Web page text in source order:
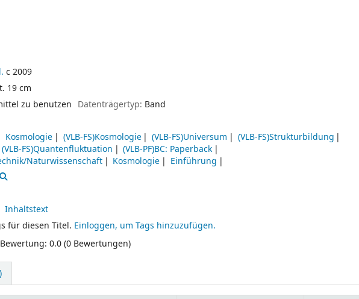
c 2009
19 cm
zu benutzen Datenträgertyp: Band
Kosmologie (VLB-FS)Kosmologie (VLB-FS)Universum
(VLB-FS)Strukturbildung
(VLB-FS)Quantenfluktuation
(VLB-PF)BC: Paperback
Naturwissenschaft
Kosmologie
Einführung
Inhaltstext
für diesen Titel. Einloggen, um Tags hinzuzufügen.
0.0 (0 Bewertungen)